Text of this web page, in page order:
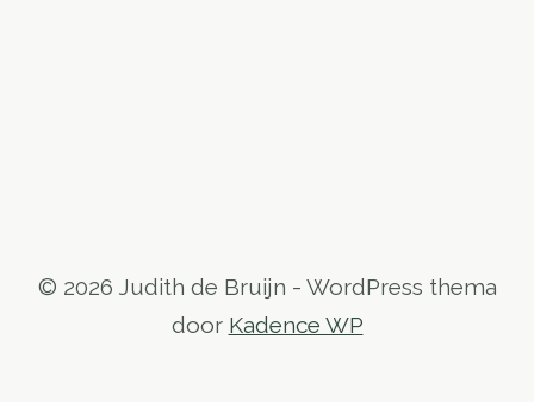
© 2026 Judith de Bruijn - WordPress thema
door Kadence WP